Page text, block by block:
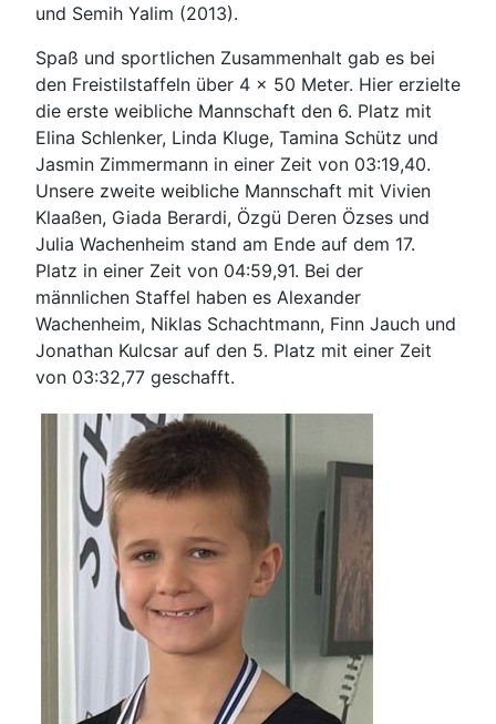
und Semih Yalim (2013).
Spaß und sportlichen Zusammenhalt gab es bei
den Freistilstaffeln über 4 x 50 Meter. Hier erzielte
die erste weibliche Mannschaft den 6. Platz mit
Elina Schlenker, Linda Kluge, Tamina Schütz und
Jasmin Zimmermann in einer Zeit von 03:19,40.
Unsere zweite weibliche Mannschaft mit Vivien
Klaaßen, Giada Berardi, Özgü Deren Özses und
Julia Wachenheim stand am Ende auf dem 17.
Platz in einer Zeit von 04:59,91. Bei der
männlichen Staffel haben es Alexander
Wachenheim, Niklas Schachtmann, Finn Jauch und
Jonathan Kulcsar auf den 5. Platz mit einer Zeit
von 03:32,77 geschafft.